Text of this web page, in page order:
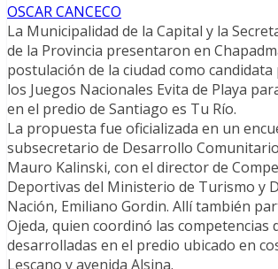
OSCAR CANCECO
La Municipalidad de la Capital y la
de la Provincia presentaron en
postulación de la ciudad como
los Juegos Nacionales Evita de Playa
en el predio de Santiago es Tu Río.
La propuesta fue oficializada en un
subsecretario de Desarrollo
Mauro Kalinski, con el director de
Deportivas del Ministerio de Turismo y
Nación, Emiliano Gordin. Allí también
Ojeda, quien coordinó las competencias
desarrolladas en el predio ubicado en
Lescano y avenida Alsina.